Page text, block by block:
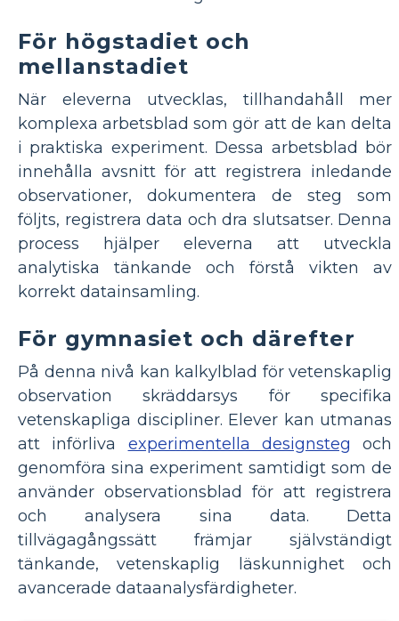
För högstadiet och
mellanstadiet
När eleverna utvecklas, tillhandahåll mer
komplexa arbetsblad som gör att de kan delta
i praktiska experiment. Dessa arbetsblad bör
innehålla avsnitt för att registrera inledande
observationer, dokumentera de steg som
följts, registrera data och dra slutsatser. Denna
process hjälper eleverna att utveckla
analytiska tänkande och förstå vikten av
korrekt datainsamling.
För gymnasiet och därefter
På denna nivå kan kalkylblad för vetenskaplig
observation skräddarsys för specifika
vetenskapliga discipliner. Elever kan utmanas
att införliva experimentella designsteg och
genomföra sina experiment samtidigt som de
använder observationsblad för att registrera
och analysera sina data. Detta
tillvägagångssätt främjar självständigt
tänkande, vetenskaplig läskunnighet och
avancerade dataanalysfärdigheter.